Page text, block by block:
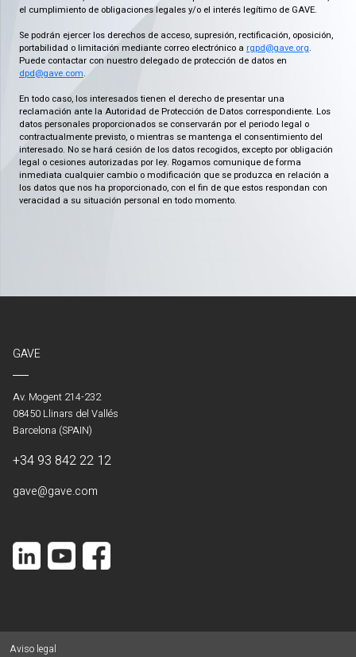
el cumplimiento de obligaciones legales y/o el interés legítimo de GAVE.
Se podrán ejercer los derechos de acceso, supresión, rectificación, oposición,
portabilidad o limitación mediante correo electrónico a rgpd@gave.org.
Puede contactar con nuestro delegado de protección de datos en
dpd@gave.com.
En todo caso, los interesados tienen el derecho de presentar una
reclamación ante la Autoridad de Protección de Datos correspondiente. Los
datos personales proporcionados se conservarán por el periodo legal o
contractualmente previsto, o mientras se mantenga el consentimiento del
interesado. No se hará cesión de los datos recogidos, excepto por obligación
legal o cesiones autorizadas por ley. Rogamos comunique de forma
inmediata cualquier cambio o modificación que se produzca en relación a
los datos que nos ha proporcionado, con el fin de que estos respondan con
veracidad a su situación personal en todo momento.
GAVE
Av. Mogent 214-232
08450 Llinars del Vallés
Barcelona (SPAIN)
+34 93 842 22 12
gave@gave.com
Aviso legal